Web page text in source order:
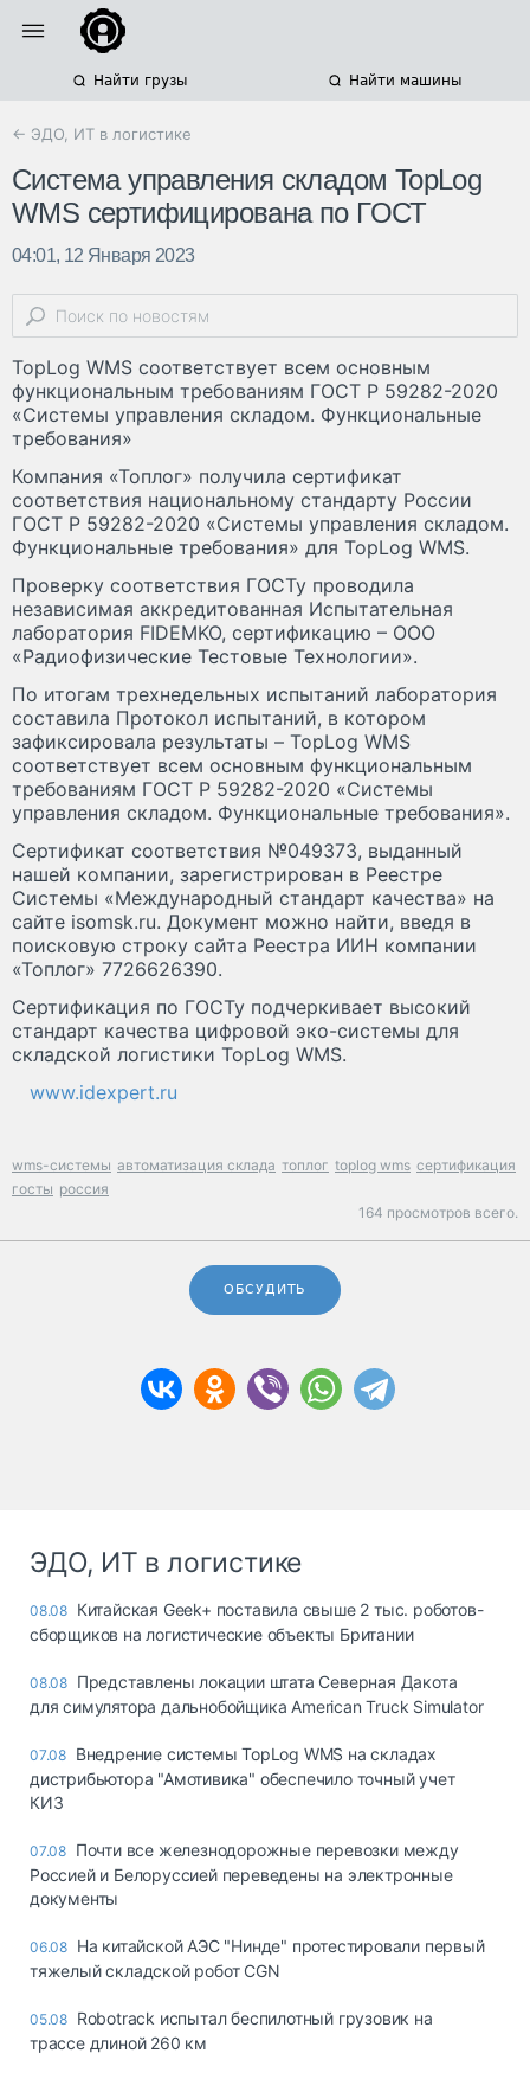
Найти грузы Найти машины
← ЭДО, ИТ в логистике
Система управления складом TopLog
WMS сертифицирована по ГОСТ
04:01, 12 Января 2023
TopLog WMS соответствует всем основным
функциональным требованиям ГОСТ Р 59282-2020
«Системы управления складом. Функциональные
требования»
Компания «Топлог» получила сертификат
соответствия национальному стандарту России
ГОСТ Р 59282-2020 «Системы управления складом.
Функциональные требования» для TopLog WMS.
Проверку соответствия ГОСТу проводила
независимая аккредитованная Испытательная
лаборатория FIDEMKO, сертификацию – ООО
«Радиофизические Тестовые Технологии».
По итогам трехнедельных испытаний лаборатория
составила Протокол испытаний, в котором
зафиксировала результаты – TopLog WMS
соответствует всем основным функциональным
требованиям ГОСТ Р 59282-2020 «Системы
управления складом. Функциональные требования».
Сертификат соответствия №049373, выданный
нашей компании, зарегистрирован в Реестре
Системы «Международный стандарт качества» на
сайте isomsk.ru. Документ можно найти, введя в
поисковую строку сайта Реестра ИИН компании
«Топлог» 7726626390.
Сертификация по ГОСТу подчеркивает высокий
стандарт качества цифровой эко-системы для
складской логистики TopLog WMS.
www.idexpert.ru
wms-системы автоматизация склада топлог toplog wms сертификация
госты россия
164 просмотров всего.
ОБСУДИТЬ
ЭДО, ИТ в логистике
08.08 Китайская Geek+ поставила свыше 2 тыс. роботов-
сборщиков на логистические объекты Британии
08.08 Представлены локации штата Северная Дакота
для симулятора дальнобойщика American Truck Simulator
07.08 Внедрение системы TopLog WMS на складах
дистрибьютора "Амотивика" обеспечило точный учет
КИЗ
07.08 Почти все железнодорожные перевозки между
Россией и Белоруссией переведены на электронные
документы
06.08 На китайской АЭС "Нинде" протестировали первый
тяжелый складской робот CGN
05.08 Robotrack испытал беспилотный грузовик на
трассе длиной 260 км